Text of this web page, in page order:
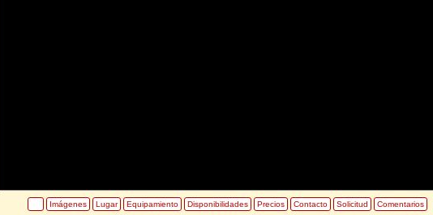
Imágenes Lugar Equipamiento Disponibilidades Precios Contacto Solicitud Comentarios